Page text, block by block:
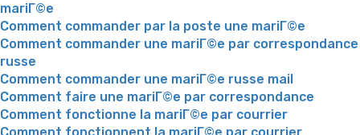
mariГ©e
Comment commander par la poste une mariГ©e
Comment commander une mariГ©e par correspondance
russe
Comment commander une mariГ©e russe mail
Comment faire une mariГ©e par correspondance
Comment fonctionne la mariГ©e par courrier